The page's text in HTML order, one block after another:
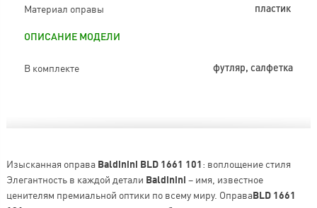
Материал оправы пластик
ОПИСАНИЕ МОДЕЛИ
В комплекте футляр, салфетка
Изысканная оправа Baldinini BLD 1661 101: воплощение стиля
Элегантность в каждой детали Baldinini – имя, известное
ценителям премиальной оптики по всему миру. ОправаBLD 1661